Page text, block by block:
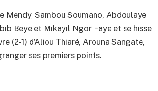
Mendy, Sambou Soumano, Abdoulaye
Beye et Mikayil Ngor Faye et se hisse
(2-1) d’Aliou Thiaré, Arouna Sangate,
ses premiers points.